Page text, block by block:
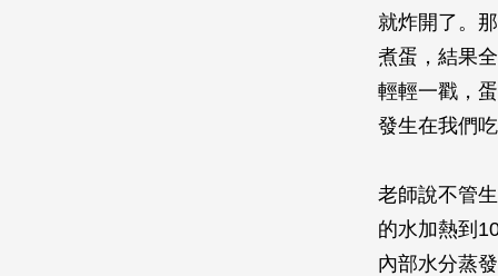
就炸開了。
煮蛋，結果
輕輕一戳，
發生在我們
老師說不管
的水加熱到
內部水分蒸